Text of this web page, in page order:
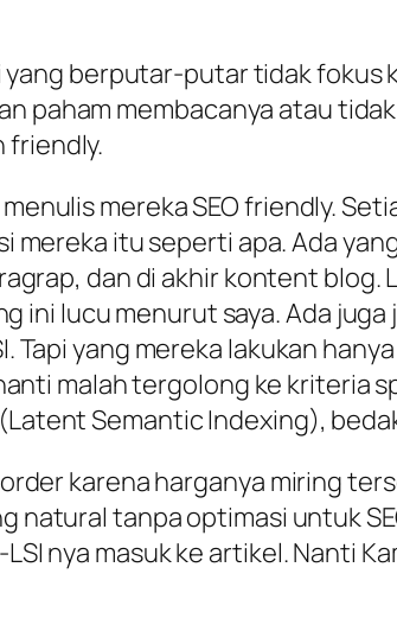
berputar-putar tidak fokus
paham membacanya atau
friendly.
mereka SEO friendly.
mereka itu seperti apa. Ada
dan di akhir kontent
ini lucu menurut saya. Ada
Tapi yang mereka lakukan
malah tergolong ke kriteria
Semantic Indexing),
karena harganya miring
natural tanpa optimasi untuk
nya masuk ke artikel. Nanti